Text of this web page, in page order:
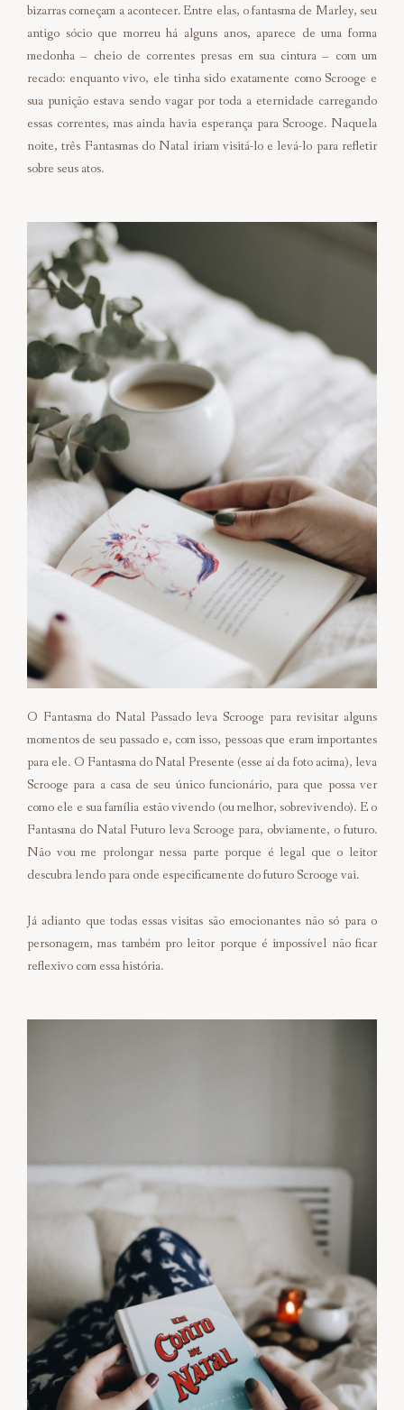
bizarras começam a acontecer. Entre elas, o fantasma de Marley, seu
antigo sócio que morreu há alguns anos, aparece de uma forma
medonha – cheio de correntes presas em sua cintura – com um
recado: enquanto vivo, ele tinha sido exatamente como Scrooge e
sua punição estava sendo vagar por toda a eternidade carregando
essas correntes, mas ainda havia esperança para Scrooge. Naquela
noite, três Fantasmas do Natal iriam visitá-lo e levá-lo para refletir
sobre seus atos.
O Fantasma do Natal Passado leva Scrooge para revisitar alguns
momentos de seu passado e, com isso, pessoas que eram importantes
para ele. O Fantasma do Natal Presente (esse aí da foto acima), leva
Scrooge para a casa de seu único funcionário, para que possa ver
como ele e sua família estão vivendo (ou melhor, sobrevivendo). E o
Fantasma do Natal Futuro leva Scrooge para, obviamente, o futuro.
Não vou me prolongar nessa parte porque é legal que o leitor
descubra lendo para onde especificamente do futuro Scrooge vai.
Já adianto que todas essas visitas são emocionantes não só para o
personagem, mas também pro leitor porque é impossível não ficar
reflexivo com essa história.